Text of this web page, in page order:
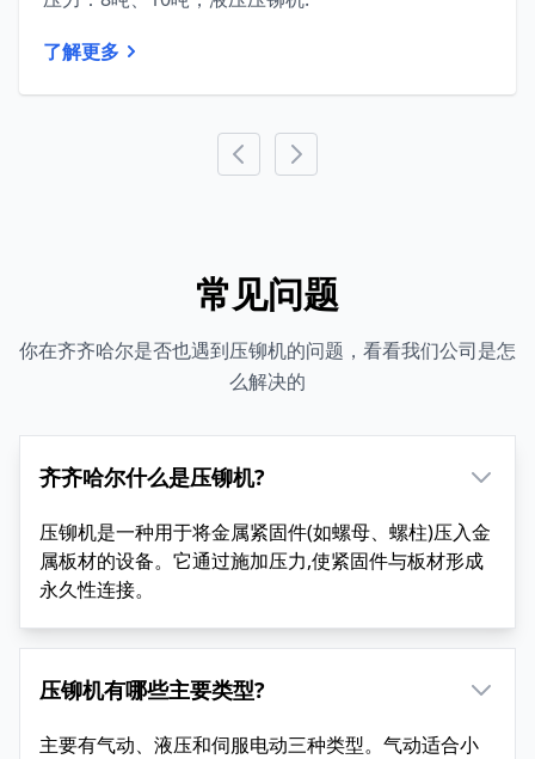
了解更多
常见问题
你在齐齐哈尔是否也遇到压铆机的问题，看看我们公司是怎
么解决的
齐齐哈尔什么是压铆机?
压铆机是一种用于将金属紧固件(如螺母、螺柱)压入金
属板材的设备。它通过施加压力,使紧固件与板材形成
永久性连接。
压铆机有哪些主要类型?
主要有气动、液压和伺服电动三种类型。气动适合小